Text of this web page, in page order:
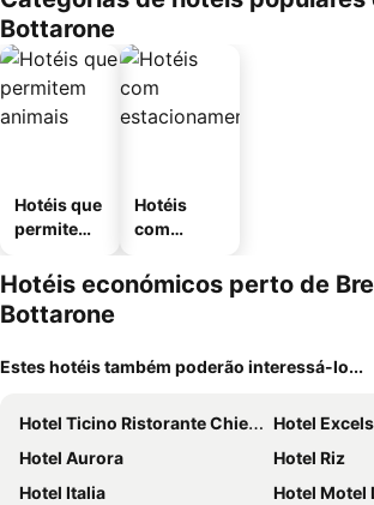
Bottarone
Hotéis que
permitem
Hotéis
com
mento
Hotéis económicos perto de
Bottarone
Estes hotéis também poderão interessá-lo...
Hotel Ticino Ristorante Chierico
Hotel
Hotel Aurora
Hotel Riz
Hotel Italia
Hotel Motel